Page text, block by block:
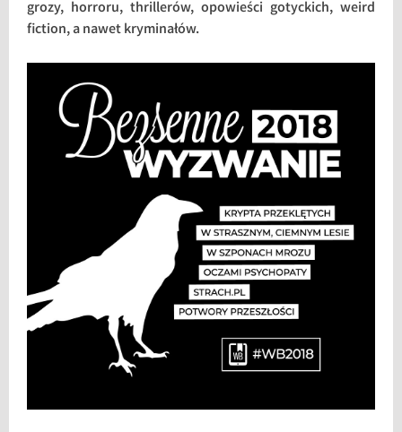
grozy, horroru, thrillerów, opowieści gotyckich, weird
fiction, a nawet kryminałów.